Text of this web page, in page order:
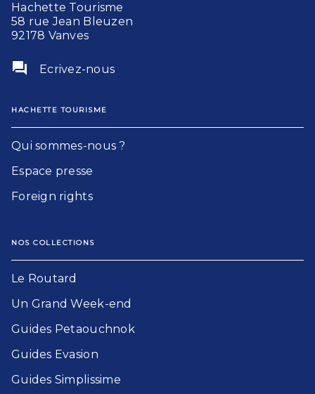
Hachette Tourisme
58 rue Jean Bleuzen
92178 Vanves
question_answer Ecrivez-nous
HACHETTE TOURISME
Qui sommes-nous ?
Espace presse
Foreign rights
NOS COLLECTIONS
Le Routard​
Un Grand Week-end​
Guides Petaouchnok​
Guides Evasion​
Guides Simplissime​